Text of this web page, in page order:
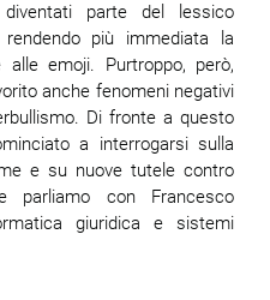
parte del lessico
più immediata la
alle emoji. Purtroppo, però,
anche fenomeni negativi
Di fronte a questo
a interrogarsi sulla
e su nuove tutele contro
parliamo con Francesco
giuridica e sistemi